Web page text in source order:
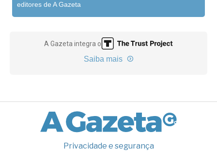
editores de A Gazeta
A Gazeta integra o
Saiba mais
Privacidade e segurança